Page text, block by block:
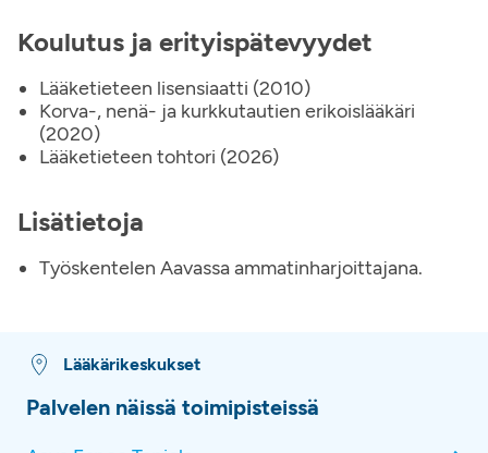
Koulutus ja erityispätevyydet
Lääketieteen lisensiaatti (2010)
Korva-, nenä- ja kurkkutautien erikoislääkäri
(2020)
Lääketieteen tohtori (2026)
Lisätietoja
Työskentelen Aavassa ammatinharjoittajana.
Lääkärikeskukset
Palvelen näissä toimipisteissä